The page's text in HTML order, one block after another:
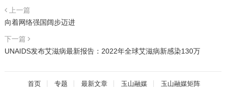
上一篇
向着网络强国阔步迈进
下一篇
UNAIDS发布艾滋病最新报告：2022年全球艾滋病新感染130万
首页 专题 最新文章 玉山融媒 玉山融媒矩阵